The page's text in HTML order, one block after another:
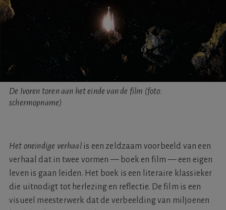
De Ivoren toren aan het einde van de film (foto:
schermopname)
Het oneindige verhaalis een zeldzaam voorbeeld van een
verhaal dat in twee vormen — boek en film — een eigen
leven is gaan leiden. Het boek is een literaire klassieker
die uitnodigt tot herlezing en reflectie. De film is een
visueel meesterwerk dat de verbeelding van miljoenen